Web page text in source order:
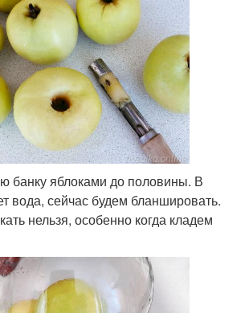
банку яблоками до половины. В
вода, сейчас будем бланшировать.
нельзя, особенно когда кладем